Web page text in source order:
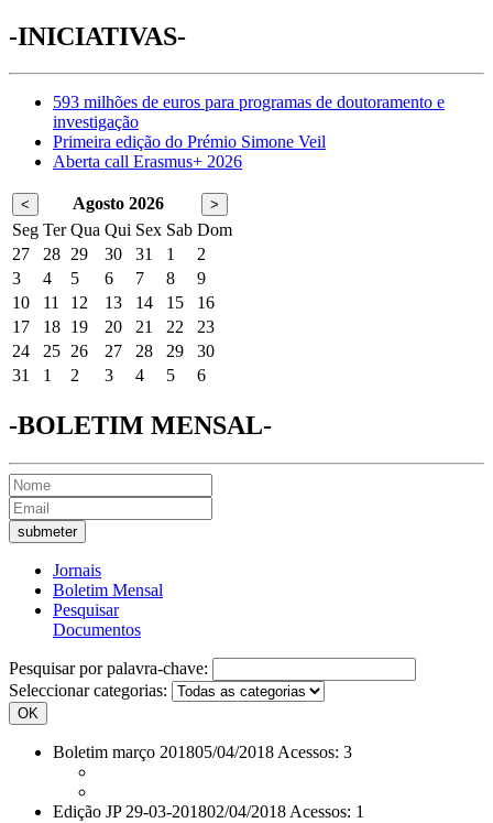
-INICIATIVAS-
593 milhões de euros para programas de doutoramento e
investigação
Primeira edição do Prémio Simone Veil
Aberta call Erasmus+ 2026
< Agosto 2026 >
Seg Ter Qua Qui Sex Sab Dom
27
28 29 30 31 1
2
3
4 5 6 7 8
9
10
11 12 13 14 15
16
17
18 19 20 21 22
23
24
25 26 27 28 29
30
31
1 2 3 4 5 6
-BOLETIM MENSAL-
Jornais
Boletim Mensal
Pesquisar
Documentos
Pesquisar por palavra-chave:
Seleccionar categorias:
OK
Boletim março 201805/04/2018 Acessos: 3
Edição JP 29-03-201802/04/2018 Acessos: 1